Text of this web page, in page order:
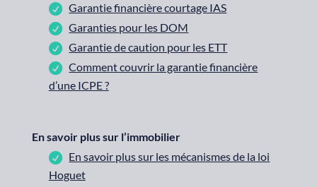
Garantie financière courtage IAS
Garanties pour les DOM
Garantie de caution pour les ETT
Comment couvrir la garantie financière
d’une ICPE ?
En savoir plus sur l’immobilier
En savoir plus sur les mécanismes de la loi
Hoguet